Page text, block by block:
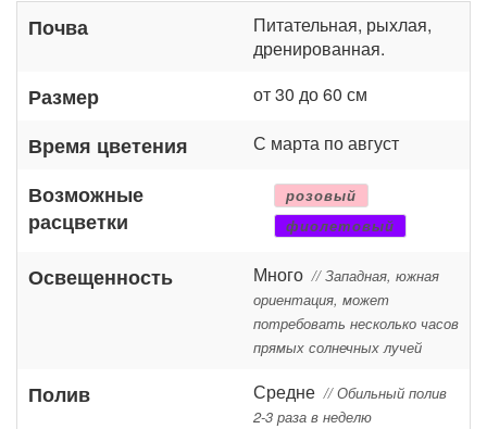
Почва
Питательная, рыхлая,
дренированная.
Размер от 30 до 60 см
Время цветения С марта по август
Возможные
расцветки
розовый
фиолетовый
Освещенность Много // Западная, южная
ориентация, может
потребовать несколько часов
прямых солнечных лучей
Полив Средне // Обильный полив
2-3 раза в неделю